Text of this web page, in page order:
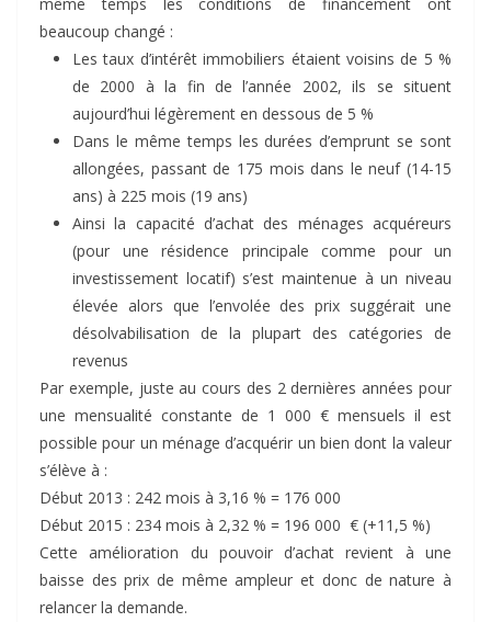
beaucoup changé :
Les taux d’intérêt immobiliers étaient voisins de 5 %
de 2000 à la fin de l’année 2002, ils se situent
aujourd’hui légèrement en dessous de 5 %
Dans le même temps les durées d’emprunt se sont
allongées, passant de 175 mois dans le neuf (14-15
ans) à 225 mois (19 ans)
Ainsi la capacité d’achat des ménages acquéreurs
(pour une résidence principale comme pour un
investissement locatif) s’est maintenue à un niveau
élevée alors que l’envolée des prix suggérait une
désolvabilisation de la plupart des catégories de
revenus
Par exemple, juste au cours des 2 dernières années pour
une mensualité constante de 1 000 € mensuels il est
possible pour un ménage d’acquérir un bien dont la valeur
s’élève à :
Début 2013 : 242 mois à 3,16 % = 176 000
Début 2015 : 234 mois à 2,32 % = 196 000 € (+11,5 %)
Cette amélioration du pouvoir d’achat revient à une
baisse des prix de même ampleur et donc de nature à
relancer la demande.